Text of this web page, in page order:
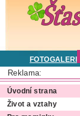
FOTOGALERIE
Reklama:
Úvodní strana
Život a vztahy